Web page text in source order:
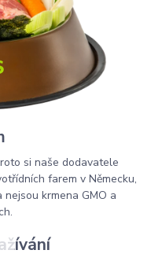
si naše dodavatele
farem v Německu,
krmena GMO a